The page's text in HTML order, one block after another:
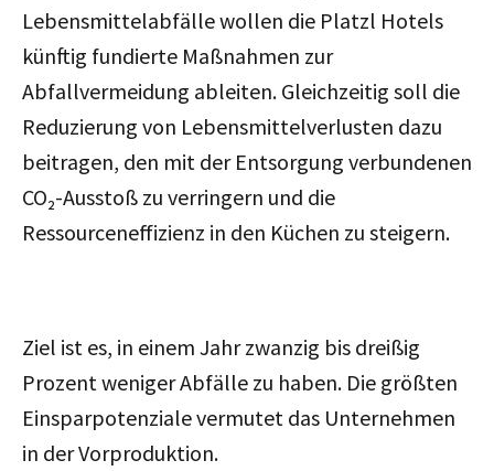
Lebensmittelabfälle wollen die Platzl Hotels
künftig fundierte Maßnahmen zur
Abfallvermeidung ableiten. Gleichzeitig soll die
Reduzierung von Lebensmittelverlusten dazu
beitragen, den mit der Entsorgung verbundenen
CO₂-Ausstoß zu verringern und die
Ressourceneffizienz in den Küchen zu steigern.
Ziel ist es, in einem Jahr zwanzig bis dreißig
Prozent weniger Abfälle zu haben. Die größten
Einsparpotenziale vermutet das Unternehmen
in der Vorproduktion.